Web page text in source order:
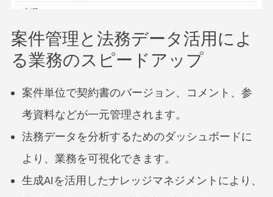
案件管理と法務データ活用によ
る業務のスピードアップ
案件単位で契約書のバージョン、コメント、参
考資料などが一元管理されます。
法務データを分析するためのダッシュボードに
より、業務を可視化できます。
生成AIを活用したナレッジマネジメントにより、